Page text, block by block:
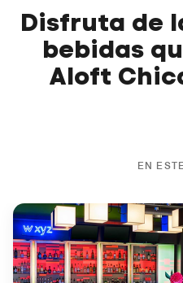
Disfruta de
bebidas
Aloft
EN